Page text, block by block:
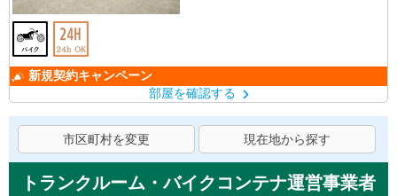
新規契約キャンペーン
部屋を確認する
市区町村を変更 現在地から探す
トランクルーム・バイクコンテナ運営事業者